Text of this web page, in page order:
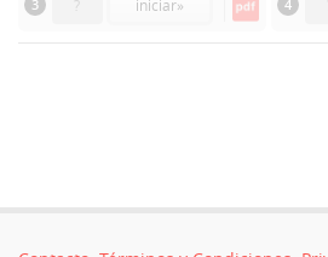
3 ? iniciar» 4